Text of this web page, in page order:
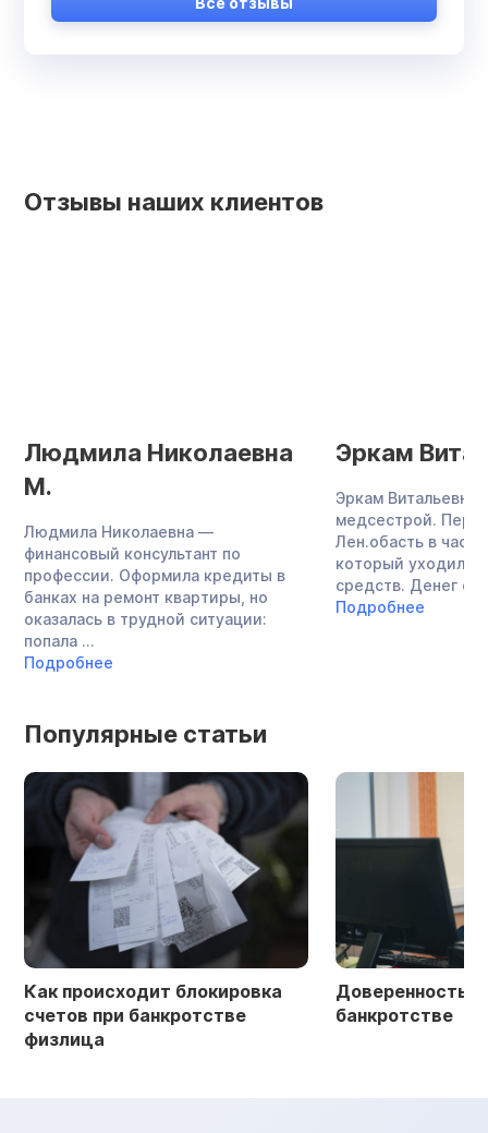
Отзывы наших клиентов
Людмила Николаевна
М.
Людмила Николаевна —
финансовый консультант по
профессии. Оформила кредиты в
банках на ремонт квартиры, но
оказалась в трудной ситуации:
попала ...
Подробнее
Эркам
Эркам Витальевна
медсестрой.
Лен.обасть в
который уходило
средств. Денег
Подробнее
Популярные статьи
Как происходит блокировка
счетов при банкротстве
физлица
Доверенность
банкротстве